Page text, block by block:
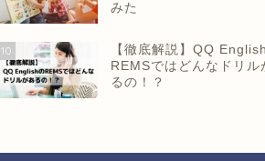
みた
10
【徹底解説】QQ
REMSではどんなドリル
るの！？